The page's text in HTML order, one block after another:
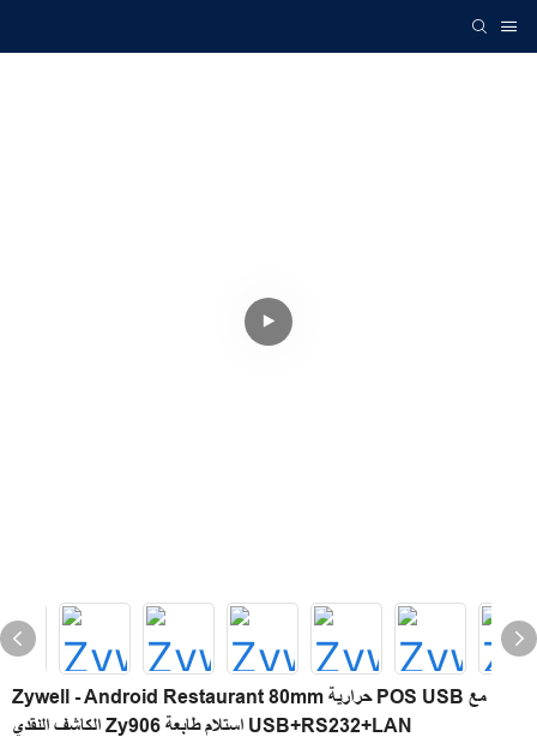
Zywell - Android Restaurant 80mm حرارية POS USB مع
الكاشف النقدي Zy906 استلام طابعة USB+RS232+LAN